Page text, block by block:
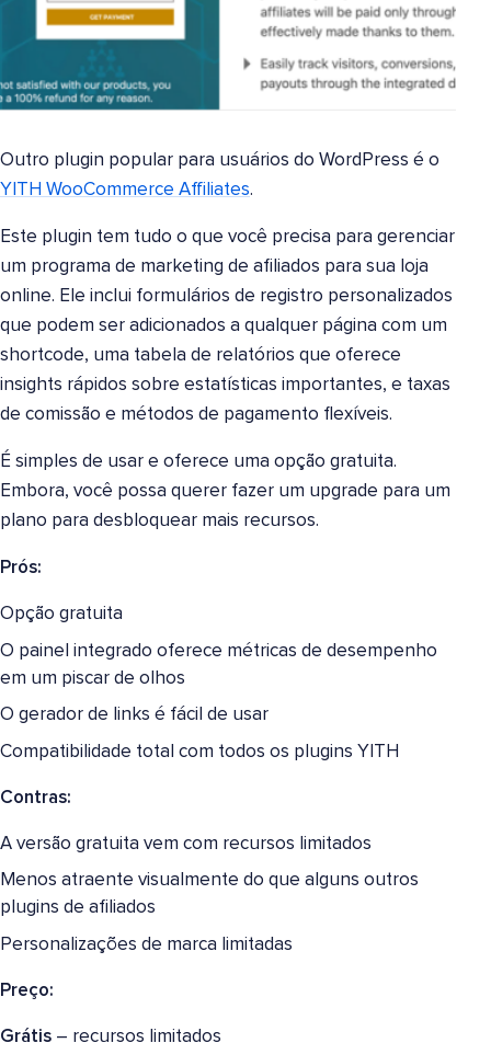
Outro plugin popular para usuários do WordPress é o
YITH WooCommerce Affiliates.
Este plugin tem tudo o que você precisa para gerenciar
um programa de marketing de afiliados para sua loja
online. Ele inclui formulários de registro personalizados
que podem ser adicionados a qualquer página com um
shortcode, uma tabela de relatórios que oferece
insights rápidos sobre estatísticas importantes, e taxas
de comissão e métodos de pagamento flexíveis.
É simples de usar e oferece uma opção gratuita.
Embora, você possa querer fazer um upgrade para um
plano para desbloquear mais recursos.
Prós:
Opção gratuita
O painel integrado oferece métricas de desempenho
em um piscar de olhos
O gerador de links é fácil de usar
Compatibilidade total com todos os plugins YITH
Contras:
A versão gratuita vem com recursos limitados
Menos atraente visualmente do que alguns outros
plugins de afiliados
Personalizações de marca limitadas
Preço:
Grátis – recursos limitados